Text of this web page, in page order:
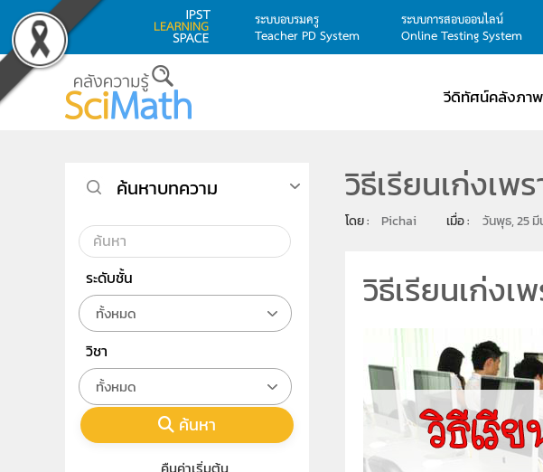
Skip to main content
ระบบอบรมครู
Teacher PD System
ระบบการสอบออนไลน์
Online Testing System
วีดิทัศน์คลังภาพ
วิธีเรียนเก่งเพ
โดย : Pichai เมื่อ : วันพุธ, 25
วิธีเรียนเก่งเ
ค้นหาบทความ
ระดับชั้น
ทั้งหมด
วิชา
ทั้งหมด
ค้นหา